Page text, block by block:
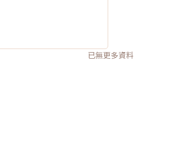
已無更多資料